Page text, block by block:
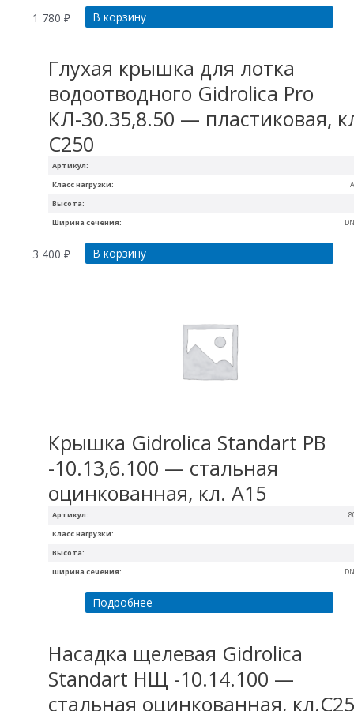
1 780₽ В корзину
Артикул:
Ширина сечения:
Высота:
Класс нагрузки:
Глухая крышка для лотка
водоотводного Gidrolica Pro
КЛ-30.35,8.50 — пластиковая,
С250
3 400₽ В корзину
Артикул:
Ширина сечения:
Высота:
Класс нагрузки:
Крышка Gidrolica Standart РВ
-10.13,6.100 — стальная
оцинкованная, кл. А15
Подробнее
Насадка щелевая Gidrolica
Standart НЩ -10.14.100 —
стальная оцинкованная,